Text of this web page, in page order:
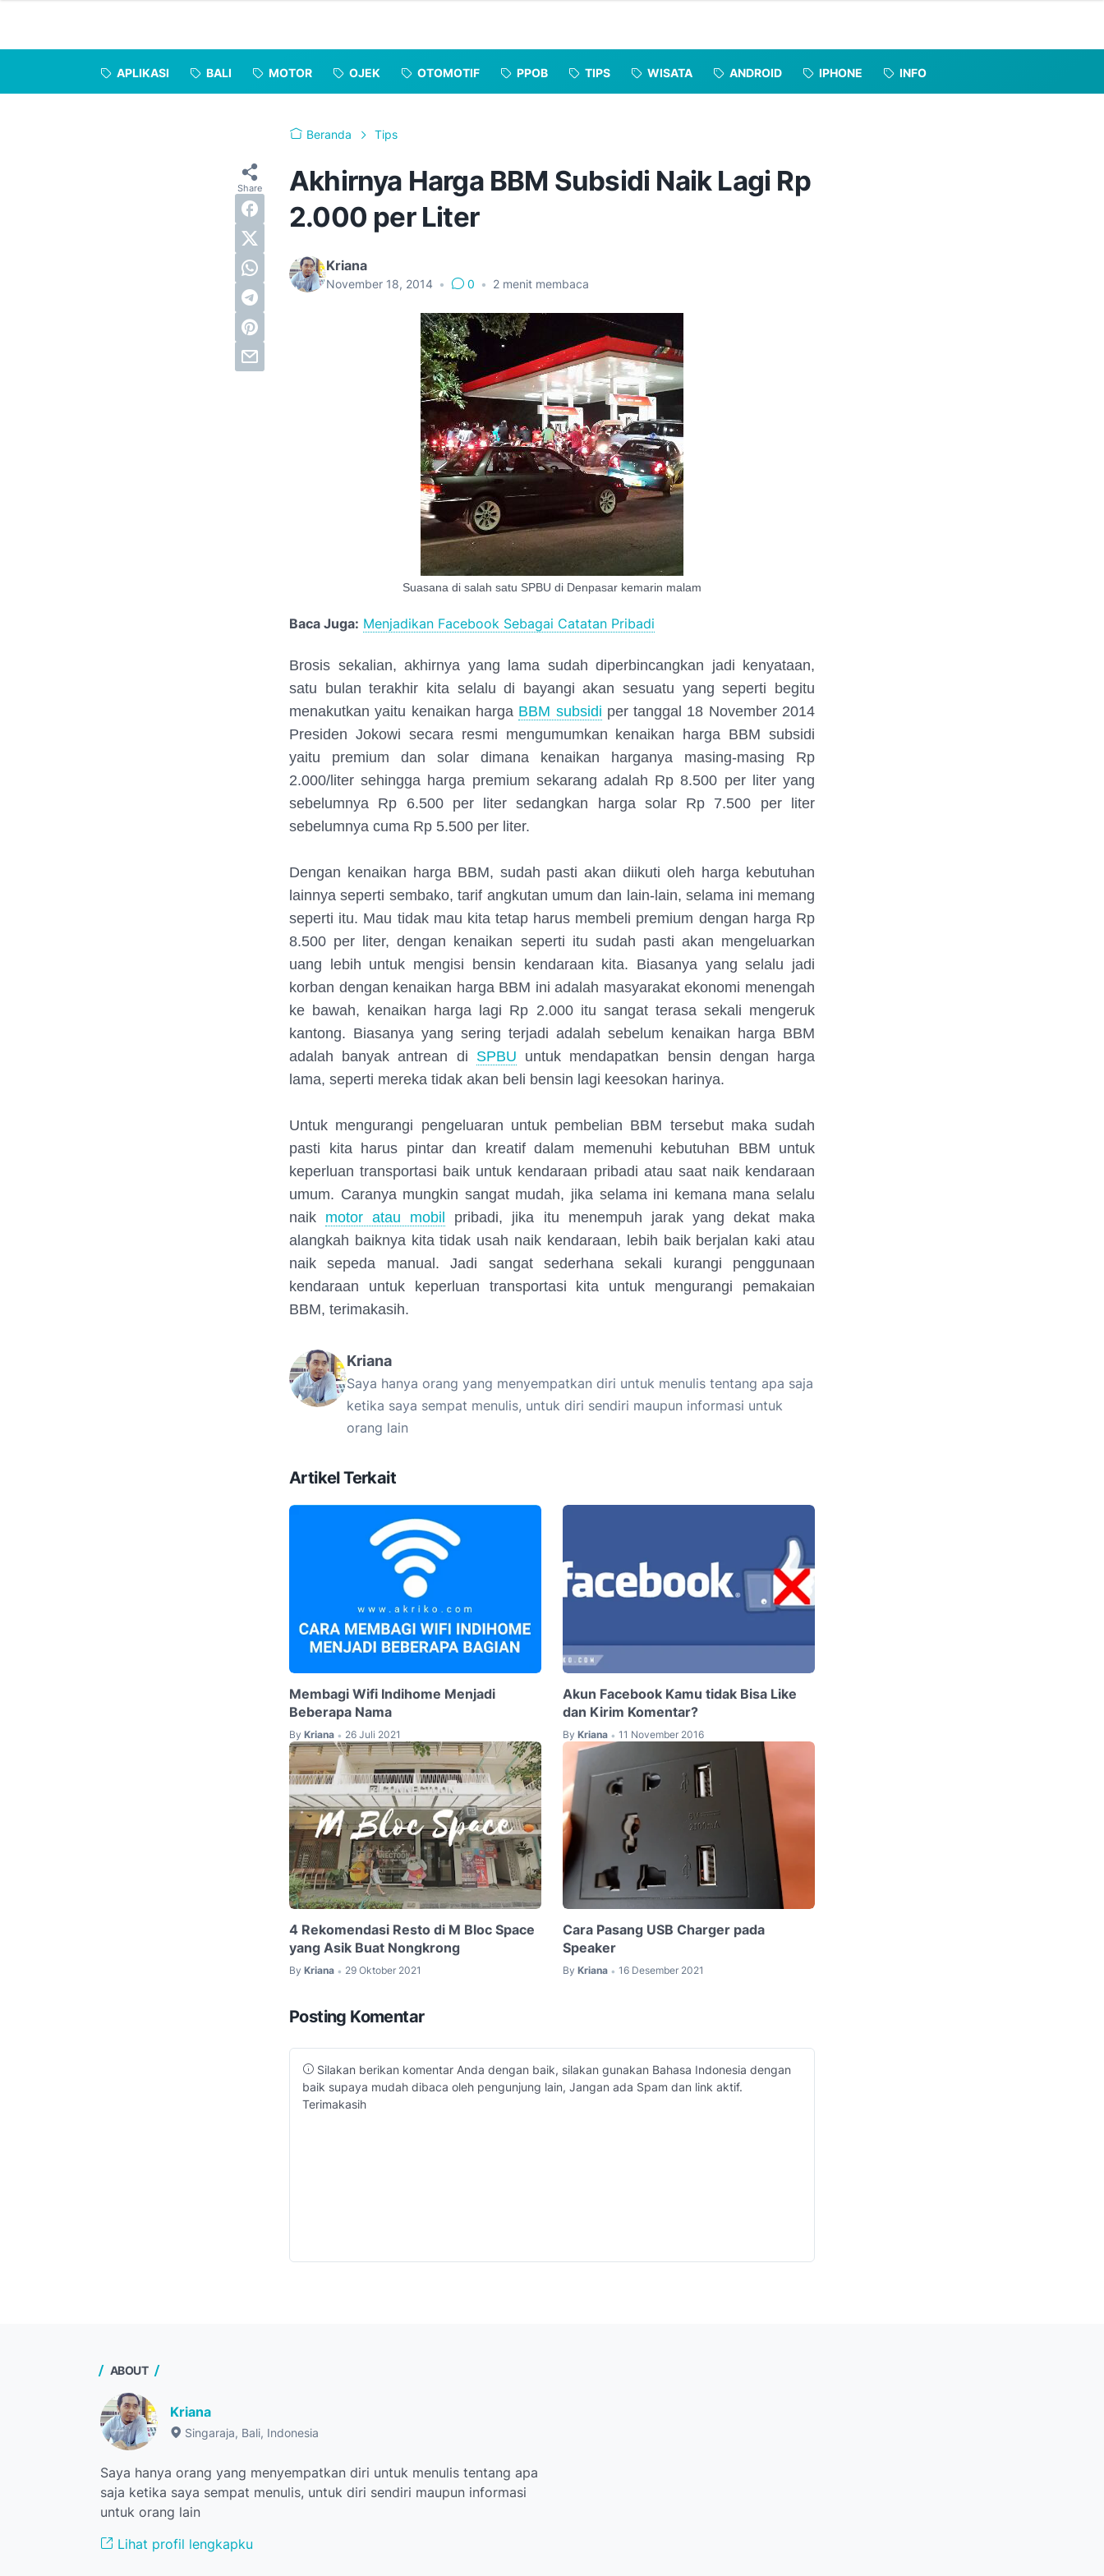
APLIKASI BALI MOTOR OJEK OTOMOTIF PPOB TIPS WISATA ANDROID IPHONE INFO
Beranda Tips
Akhirnya Harga BBM Subsidi Naik Lagi Rp
2.000 per Liter
Kriana
November 18, 2014 • 0 • 2 menit membaca
Suasana di salah satu SPBU di Denpasar kemarin malam
Baca Juga: Menjadikan Facebook Sebagai Catatan Pribadi
Brosis sekalian, akhirnya yang lama sudah diperbincangkan jadi kenyataan,
satu bulan terakhir kita selalu di bayangi akan sesuatu yang seperti begitu
menakutkan yaitu kenaikan harga BBM subsidi per tanggal 18 November 2014
Presiden Jokowi secara resmi mengumumkan kenaikan harga BBM subsidi
yaitu premium dan solar dimana kenaikan harganya masing-masing Rp
2.000/liter sehingga harga premium sekarang adalah Rp 8.500 per liter yang
sebelumnya Rp 6.500 per liter sedangkan harga solar Rp 7.500 per liter
sebelumnya cuma Rp 5.500 per liter.
Dengan kenaikan harga BBM, sudah pasti akan diikuti oleh harga kebutuhan
lainnya seperti sembako, tarif angkutan umum dan lain-lain, selama ini memang
seperti itu. Mau tidak mau kita tetap harus membeli premium dengan harga Rp
8.500 per liter, dengan kenaikan seperti itu sudah pasti akan mengeluarkan
uang lebih untuk mengisi bensin kendaraan kita. Biasanya yang selalu jadi
korban dengan kenaikan harga BBM ini adalah masyarakat ekonomi menengah
ke bawah, kenaikan harga lagi Rp 2.000 itu sangat terasa sekali mengeruk
kantong. Biasanya yang sering terjadi adalah sebelum kenaikan harga BBM
adalah banyak antrean di SPBU untuk mendapatkan bensin dengan harga
lama, seperti mereka tidak akan beli bensin lagi keesokan harinya.
Untuk mengurangi pengeluaran untuk pembelian BBM tersebut maka sudah
pasti kita harus pintar dan kreatif dalam memenuhi kebutuhan BBM untuk
keperluan transportasi baik untuk kendaraan pribadi atau saat naik kendaraan
umum. Caranya mungkin sangat mudah, jika selama ini kemana mana selalu
naik motor atau mobil
pribadi, jika itu menempuh jarak yang dekat maka
alangkah baiknya kita tidak usah naik kendaraan, lebih baik berjalan kaki atau
naik sepeda manual. Jadi sangat sederhana sekali kurangi penggunaan
kendaraan untuk keperluan transportasi kita untuk mengurangi pemakaian
BBM, terimakasih.
Kriana
Saya hanya orang yang menyempatkan diri untuk menulis tentang apa saja
ketika saya sempat menulis, untuk diri sendiri maupun informasi untuk
orang lain
Artikel Terkait
Membagi Wifi Indihome Menjadi
Beberapa Nama
By Kriana • 26 Juli 2021
Akun Facebook Kamu tidak Bisa Like
dan Kirim Komentar?
By Kriana • 11 November 2016
4 Rekomendasi Resto di M Bloc Space
yang Asik Buat Nongkrong
By Kriana • 29 Oktober 2021
Cara Pasang USB Charger pada
Speaker
By Kriana • 16 Desember 2021
Posting Komentar
Silakan berikan komentar Anda dengan baik, silakan gunakan Bahasa Indonesia dengan
baik supaya mudah dibaca oleh pengunjung lain, Jangan ada Spam dan link aktif.
Terimakasih
ABOUT
Kriana
Singaraja, Bali, Indonesia
Saya hanya orang yang menyempatkan diri untuk menulis tentang apa
saja ketika saya sempat menulis, untuk diri sendiri maupun informasi
untuk orang lain
Lihat profil lengkapku